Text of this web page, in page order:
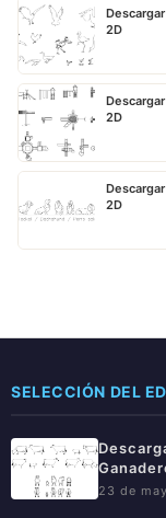
2D
2D
2D
SELECCIÓN DEL
23 de